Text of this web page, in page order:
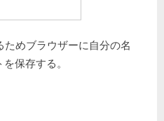
めブラウザーに自分の名
保存する。